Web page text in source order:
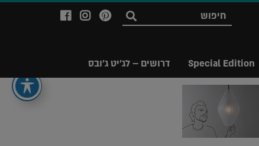
Special Edition דרושים – לג'יט ג'ובס
חפש
לעמוד
של
לעמוד
לג'יט
Legit